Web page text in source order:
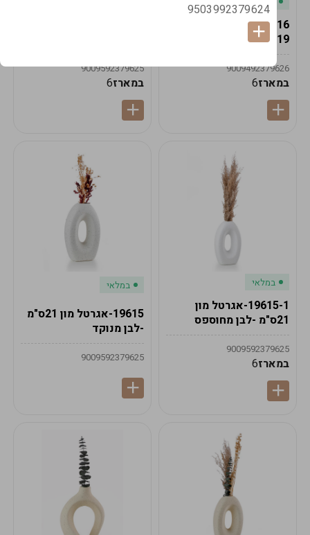
19616-אגרטל הרמס
19ס"מ -קרם
9009492379626
במארז6
9009592379625
במארז6
במלאי
19615-1-אגרטל מון
21ס"מ -לבן מחוספס
9009592379625
במארז6
במלאי
19615-אגרטל מון 21ס"מ
-לבן מנוקד
9009592379625
9503992379624